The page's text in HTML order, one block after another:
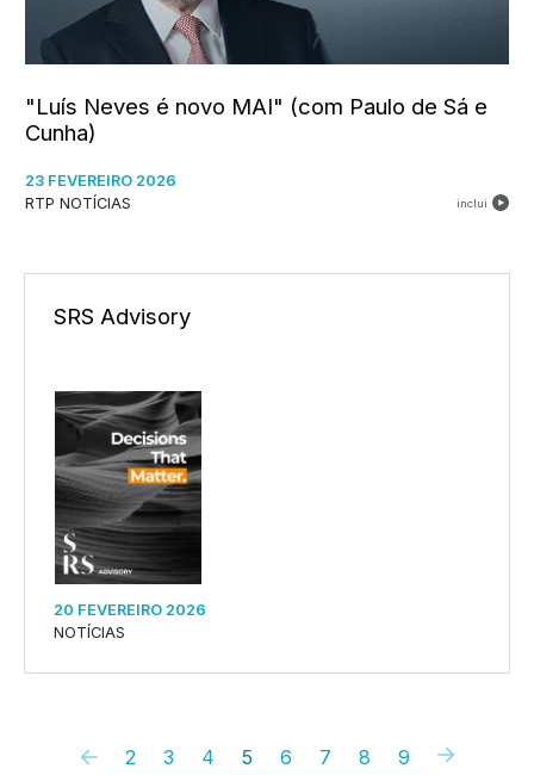
"Luís Neves é novo MAI" (com Paulo de Sá e
Cunha)
23 FEVEREIRO 2026
RTP NOTÍCIAS
inclui
SRS Advisory
20 FEVEREIRO 2026
NOTÍCIAS
2 3 4 5 6 7 8 9